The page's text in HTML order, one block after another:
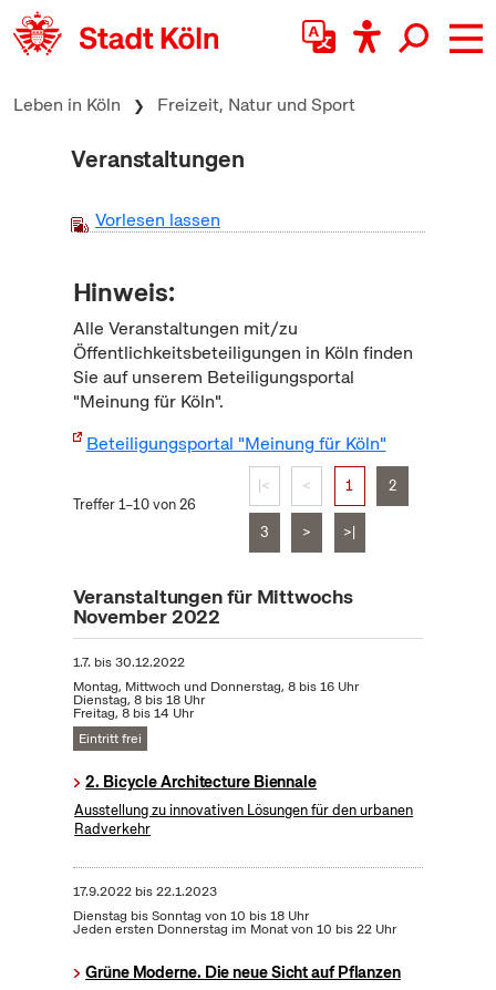
zum Inhalt springen
Leben in Köln Freizeit, Natur und Sport
Veranstaltungen
Vorlesen lassen
Hinweis:
Alle Veranstaltungen mit/zu
Öffentlichkeitsbeteiligungen in Köln finden
Sie auf unserem Beteiligungsportal
"Meinung für Köln".
Beteiligungsportal "Meinung für Köln"
Treffer 1–10 von 26
|< < 1 2
3 > >|
Veranstaltungen für Mittwochs
November 2022
1.7. bis30.12.2022
Montag, Mittwoch und Donnerstag, 8 bis 16 Uhr
Dienstag, 8 bis 18 Uhr
Freitag, 8 bis 14 Uhr
Eintritt frei
2. Bicycle Architecture Biennale
Ausstellung zu innovativen Lösungen für den urbanen
Radverkehr
17.9.2022bis22.1.2023
Dienstag bis Sonntag von 10 bis 18 Uhr
Jeden ersten Donnerstag im Monat von 10 bis 22 Uhr
Grüne Moderne. Die neue Sicht auf Pflanzen